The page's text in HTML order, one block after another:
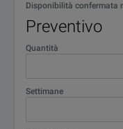
Disponibilità confermata
Preventivo
Quantità
Settimane